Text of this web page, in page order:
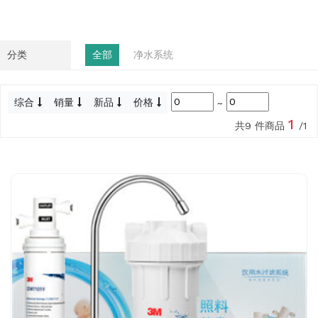
分类 全部 净水系统
综合 销量 新品 价格
~
共9 件商品 1 /1